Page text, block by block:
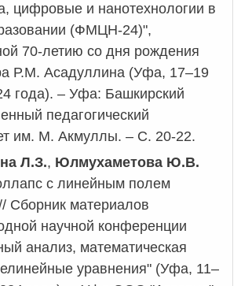
цифровые и нанотехнологии в
(ФМЦН-24)",
70-летию со дня рождения
Р.М. Асадуллина (Уфа, 17–19
года). – Уфа: Башкирский
педагогический
им. М. Акмуллы. – С. 20-22.
Л.З., Юлмухаметова Ю.В.
с линейным полем
Сборник материалов
научной конференции
анализ, математическая
уравнения" (Уфа, 11–